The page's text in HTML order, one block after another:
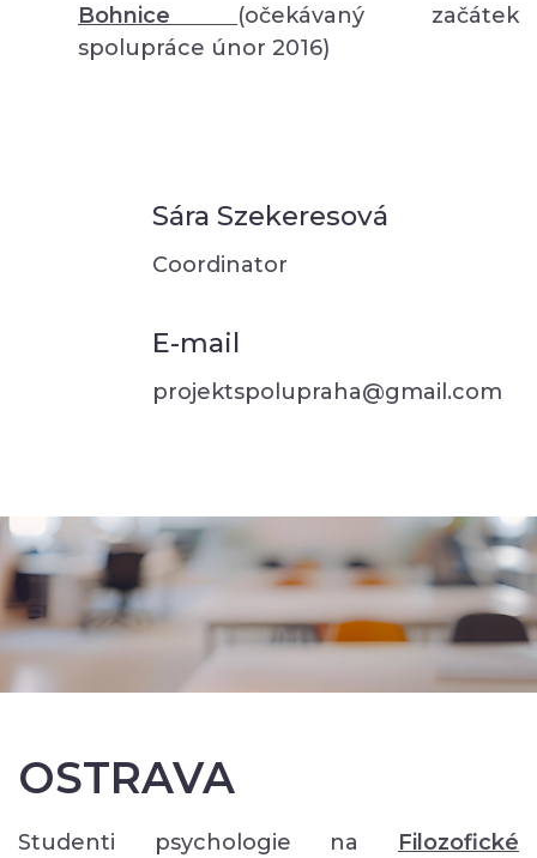
Bohnice (očekávaný začátek
spolupráce únor 2016)
Sára Szekeresová
Coordinator
E-mail
projektspolupraha@gmail.com
OSTRAVA
Studenti psychologie na Filozofické